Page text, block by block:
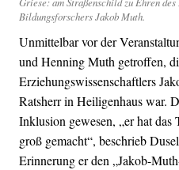
Bildungsforschers Jakob Muth.
Unmittelbar vor der
und Henning Muth getroffen,
Erziehungswissenschaftlers
Ratsherr in Heiligenhaus war.
Inklusion gewesen, „er hat das
groß gemacht“, beschrieb
Erinnerung er den „Jakob-